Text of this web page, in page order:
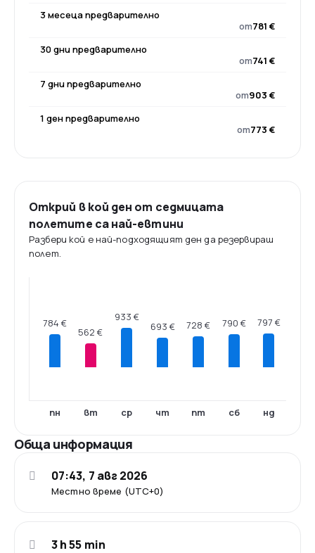
3 месеца предварително
от781 €
30 дни предварително
от741 €
7 дни предварително
от903 €
1 ден предварително
от773 €
Открий в кой ден от седмицата
полетите са най-евтини
Разбери кой е най-подходящият ден да резервираш
полет.
784 €
пн
562 €
вт
933 €
ср
693 €
чт
728 €
пт
790 €
сб
797 €
нд
Обща информация
Местно време (UTC+0)
07:43, 7 авг 2026
3 h 55 min